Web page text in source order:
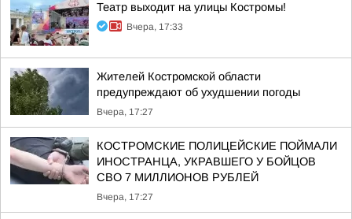
Театр выходит на улицы Костромы!
Вчера, 17:33
Жителей Костромской области
предупреждают об ухудшении погоды
Вчера, 17:27
КОСТРОМСКИЕ ПОЛИЦЕЙСКИЕ ПОЙМАЛИ
ИНОСТРАНЦА, УКРАВШЕГО У БОЙЦОВ
СВО 7 МИЛЛИОНОВ РУБЛЕЙ
Вчера, 17:27